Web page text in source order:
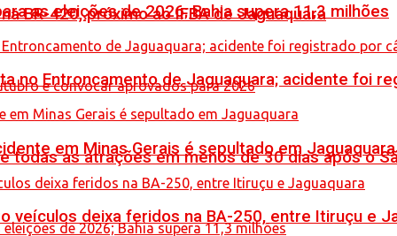
BR-420, próximo ao IFBA de Jaguaquara
todas as atrações em menos de 30 dias após o
as eleições de 2026; Bahia supera 11,3 milhões
no Entroncamento de Jaguaquara; acidente foi
em Minas Gerais é sepultado em Jaguaquara
veículos deixa feridos na BA-250, entre Itiruçu e